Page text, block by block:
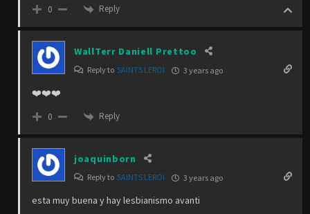
0 Reply
WallTerr Daniell Prettoo
Reply to SAINTS LEROI 3 years ago
❤️❤️❤️
0 Reply
joaquinborn
Reply to SAINTS LEROI 3 years ago
esta muy buena y hay lesbianismo avanti